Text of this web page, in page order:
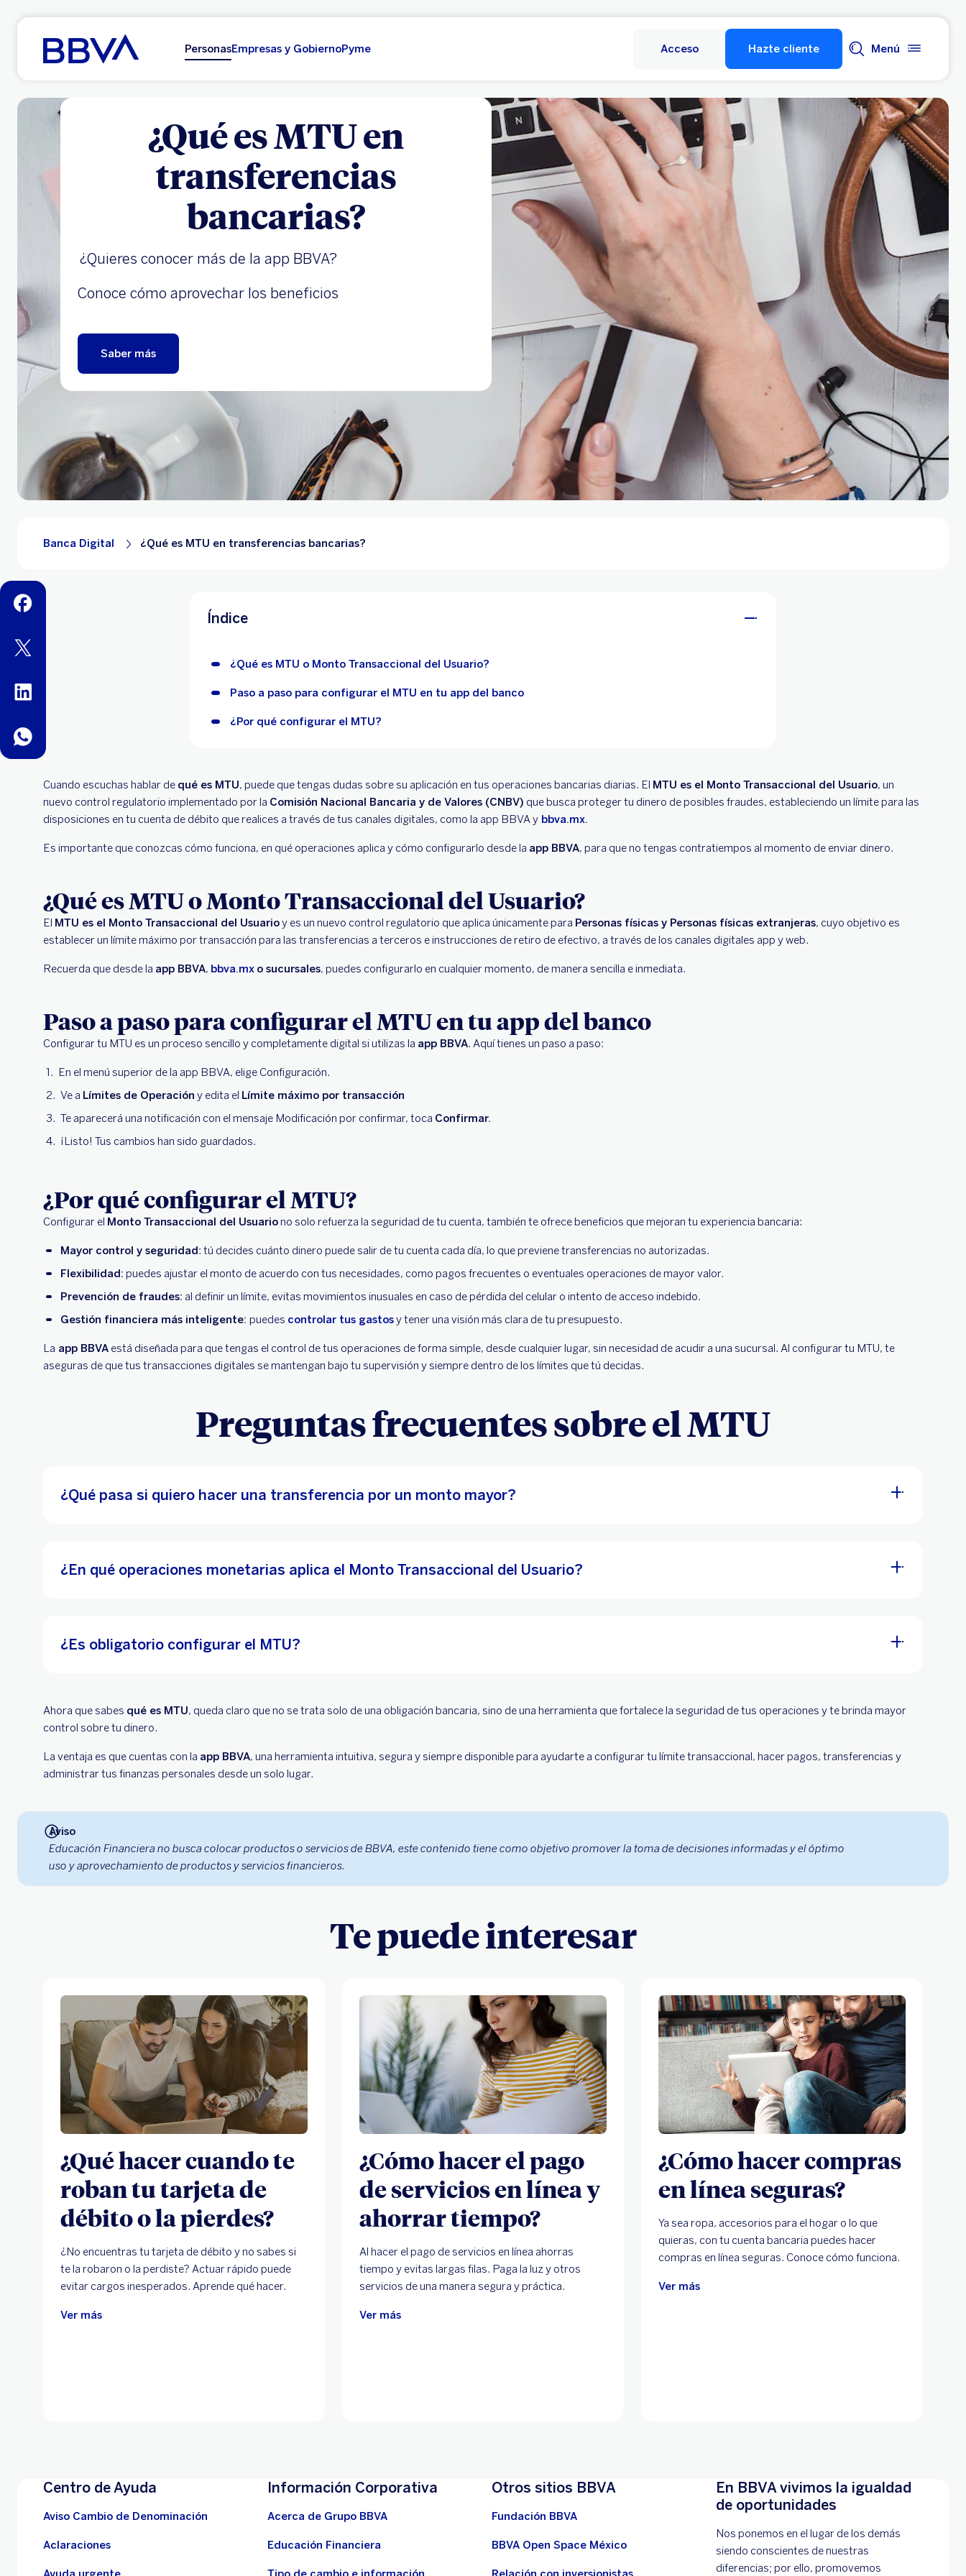
Ir al contenido principal
PersonasEmpresas y GobiernoPyme Acceso Hazte cliente Menú
¿Qué es MTU en
transferencias
bancarias?
¿Quieres conocer más de la app BBVA?
Conoce cómo aprovechar los beneficios
Saber más
facebook
twitter
linkedin
whatsapp
Banca Digital ¿Qué es MTU en transferencias bancarias?
Índice
¿Qué es MTU o Monto Transaccional del Usuario?
Paso a paso para configurar el MTU en tu app del banco
¿Por qué configurar el MTU?
Cuando escuchas hablar de qué es MTU, puede que tengas dudas sobre su aplicación en tus operaciones bancarias diarias. El MTU es el Monto Transaccional del Usuario, un
nuevo control regulatorio implementado por la Comisión Nacional Bancaria y de Valores (CNBV) que busca proteger tu dinero de posibles fraudes, estableciendo un límite para las
disposiciones en tu cuenta de débito que realices a través de tus canales digitales, como la app BBVA y bbva.mx.
Es importante que conozcas cómo funciona, en qué operaciones aplica y cómo configurarlo desde la app BBVA, para que no tengas contratiempos al momento de enviar dinero.
¿Qué es MTU o Monto Transaccional del Usuario?
El MTU es el Monto Transaccional del Usuarioy es un nuevo control regulatorio que aplica únicamente para Personas físicas y Personas físicas extranjeras, cuyo objetivo es
establecer un límite máximo por transacción para las transferencias a terceros e instrucciones de retiro de efectivo, a través de los canales digitales app y web.
Recuerda que desde la app BBVA, bbva.mx o sucursales, puedes configurarlo en cualquier momento, de manera sencilla e inmediata.
Paso a paso para configurar el MTU en tu app del banco
Configurar tu MTU es un proceso sencillo y completamente digital si utilizas la app BBVA. Aquí tienes un paso a paso:
En el menú superior de la app BBVA, elige Configuración.
Ve a Límites de Operación y edita el Límite máximo por transacción
Te aparecerá una notificación con el mensaje Modificación por confirmar, toca Confirmar.
¡Listo! Tus cambios han sido guardados.
¿Por qué configurar el MTU?
Configurar el Monto Transaccional del Usuariono solo refuerza la seguridad de tu cuenta, también te ofrece beneficios que mejoran tu experiencia bancaria:
Mayor control y seguridad: tú decides cuánto dinero puede salir de tu cuenta cada día, lo que previene transferencias no autorizadas.
Flexibilidad: puedes ajustar el monto de acuerdo con tus necesidades, como pagos frecuentes o eventuales operaciones de mayor valor.
Prevención de fraudes: al definir un límite, evitas movimientos inusuales en caso de pérdida del celular o intento de acceso indebido.
Gestión financiera más inteligente: puedes controlar tus gastosy tener una visión más clara de tu presupuesto.
La app BBVA está diseñada para que tengas el control de tus operaciones de forma simple, desde cualquier lugar, sin necesidad de acudir a una sucursal. Al configurar tu MTU, te
aseguras de que tus transacciones digitales se mantengan bajo tu supervisión y siempre dentro de los límites que tú decidas.
Preguntas frecuentes sobre el MTU
¿Qué pasa si quiero hacer una transferencia por un monto mayor?
¿En qué operaciones monetarias aplica el Monto Transaccional del Usuario?
¿Es obligatorio configurar el MTU?
Ahora que sabes qué es MTU, queda claro que no se trata solo de una obligación bancaria, sino de una herramienta que fortalece la seguridad de tus operaciones y te brinda mayor
control sobre tu dinero.
La ventaja es que cuentas con la app BBVA, una herramienta intuitiva, segura y siempre disponible para ayudarte a configurar tu límite transaccional, hacer pagos, transferencias y
administrar tus finanzas personales desde un solo lugar.
Aviso
Educación Financiera no busca colocar productos o servicios de BBVA, este contenido tiene como objetivo promover la toma de decisiones informadas y el óptimo
uso y aprovechamiento de productos y servicios financieros.
Te puede interesar
¿Qué hacer cuando te
roban tu tarjeta de
débito o la pierdes?
¿No encuentras tu tarjeta de débito y no sabes si
te la robaron o la perdiste? Actuar rápido puede
evitar cargos inesperados. Aprende qué hacer.
Ver más
¿Cómo hacer el pago
de servicios en línea y
ahorrar tiempo?
Al hacer el pago de servicios en línea ahorras
tiempo y evitas largas filas. Paga la luz y otros
servicios de una manera segura y práctica.
Ver más
¿Cómo hacer compras
en línea seguras?
Ya sea ropa, accesorios para el hogar o lo que
quieras, con tu cuenta bancaria puedes hacer
compras en línea seguras. Conoce cómo funciona.
Ver más
Centro de Ayuda
Aviso Cambio de Denominación
Aclaraciones
Información Corporativa
Acerca de Grupo BBVA
Educación Financiera
Otros sitios BBVA
Fundación BBVA
BBVA Open Space México
En BBVA vivimos la igualdad
de oportunidades
Nos ponemos en el lugar de los demás
siendo conscientes de nuestras
diferencias; por ello, promovemos